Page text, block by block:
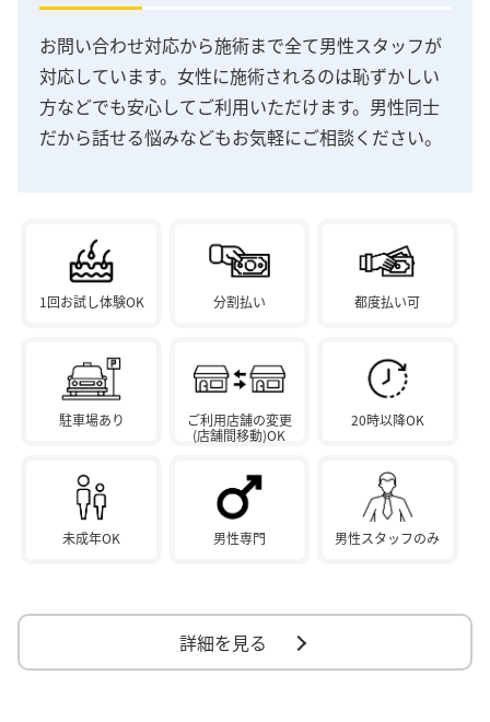
お問い合わせ対応から施術まで全て男性スタッフが
対応しています。女性に施術されるのは恥ずかしい
方などでも安心してご利用いただけます。男性同士
だから話せる悩みなどもお気軽にご相談ください。
1回お試し体験OK 分割払い 都度払い可
駐車場あり
ご利用店舗の変更
(店舗間移動)OK
20時以降OK
未成年OK 男性専門 男性スタッフのみ
詳細を見る